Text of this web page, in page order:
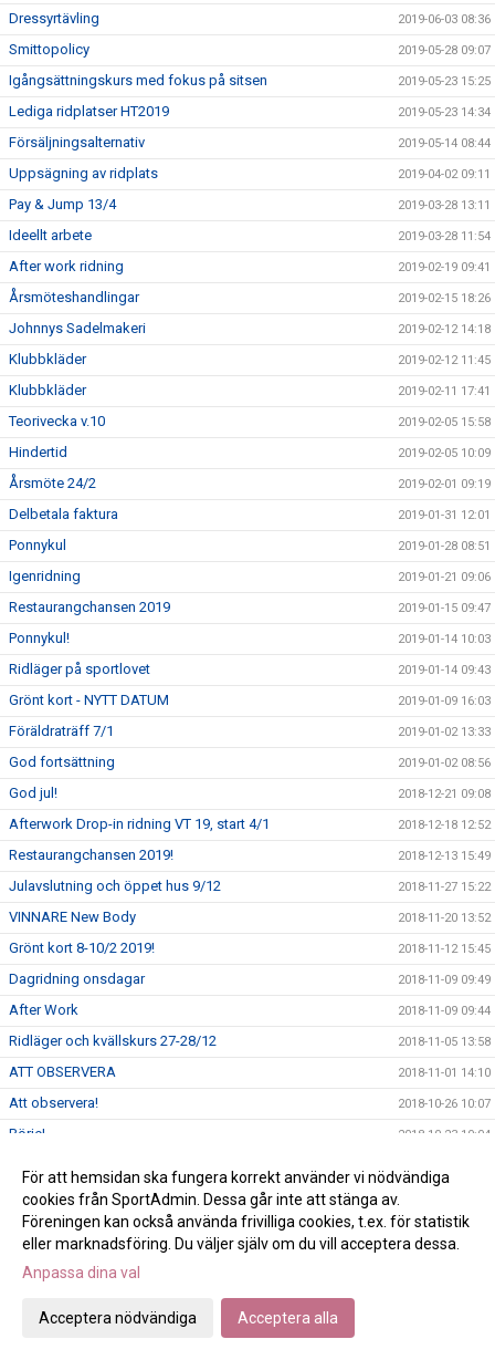
Dressyrtävling 2019-06-03 08:36
Smittopolicy 2019-05-28 09:07
Igångsättningskurs med fokus på sitsen 2019-05-23 15:25
Lediga ridplatser HT2019 2019-05-23 14:34
Försäljningsalternativ 2019-05-14 08:44
Uppsägning av ridplats 2019-04-02 09:11
Pay & Jump 13/4 2019-03-28 13:11
Ideellt arbete 2019-03-28 11:54
After work ridning 2019-02-19 09:41
Årsmöteshandlingar 2019-02-15 18:26
Johnnys Sadelmakeri 2019-02-12 14:18
Klubbkläder 2019-02-12 11:45
Klubbkläder 2019-02-11 17:41
Teorivecka v.10 2019-02-05 15:58
Hindertid 2019-02-05 10:09
Årsmöte 24/2 2019-02-01 09:19
Delbetala faktura 2019-01-31 12:01
Ponnykul 2019-01-28 08:51
Igenridning 2019-01-21 09:06
Restaurangchansen 2019 2019-01-15 09:47
Ponnykul! 2019-01-14 10:03
Ridläger på sportlovet 2019-01-14 09:43
Grönt kort - NYTT DATUM 2019-01-09 16:03
Föräldraträff 7/1 2019-01-02 13:33
God fortsättning 2019-01-02 08:56
God jul! 2018-12-21 09:08
Afterwork Drop-in ridning VT 19, start 4/1 2018-12-18 12:52
Restaurangchansen 2019! 2018-12-13 15:49
Julavslutning och öppet hus 9/12 2018-11-27 15:22
VINNARE New Body 2018-11-20 13:52
Grönt kort 8-10/2 2019! 2018-11-12 15:45
Dagridning onsdagar 2018-11-09 09:49
After Work 2018-11-09 09:44
Ridläger och kvällskurs 27-28/12 2018-11-05 13:58
ATT OBSERVERA 2018-11-01 14:10
Att observera! 2018-10-26 10:07
Börje! 2018-10-23 10:04
RYKTRALLY!
Dagridläger vuxna 2018-10-10 16:53
Abonnemangsavtal 2019
Dagridläger höstlovet
För att hemsidan ska fungera korrekt använder vi nödvändiga
cookies från SportAdmin. Dessa går inte att stänga av.
Föreningen kan också använda frivilliga cookies, t.ex. för statistik
eller marknadsföring. Du väljer själv om du vill acceptera dessa.
Anpassa dina val
Acceptera nödvändiga Acceptera alla